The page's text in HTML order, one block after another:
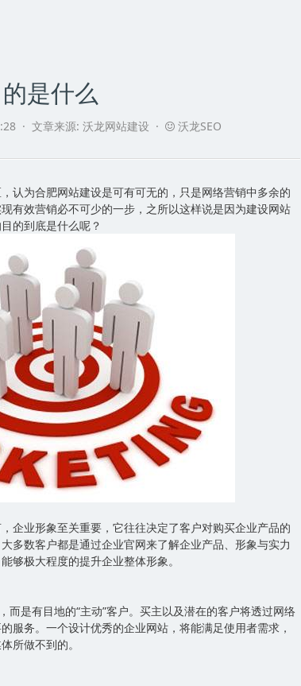
是什么
· 文章来源: 沃龙网站建设 · 沃龙SEO
认为合肥网站建设是可有可无的，只是网络营销中多余的
有效营销必不可少的一步，之所以这样说是因为建设网站
的到底是什么呢？
企业形象至关重要，它往往决定了客户对购买企业产品的
多数客户都是通过企业官网来了解企业产品、形象与实力
够极大程度的提升企业整体形象。
而是有目地的“主动”客户。买主以及潜在的客户将透过网络
服务。一个设计优秀的企业网站，将能满足使用者需求，
体所做不到的。